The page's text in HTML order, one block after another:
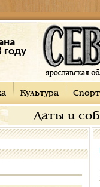
году
Культура Спорт
Даты и